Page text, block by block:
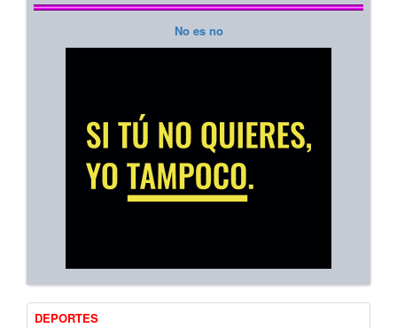
No es no
DEPORTES